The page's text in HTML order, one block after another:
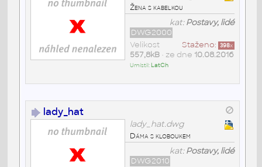
Žena s kabelkou
kat:Postavy, lidé
DWG2000
Staženo: 398x
Velikost
557,8kB• ze dne 10.08.2016
Umístil: LatCh
lady_hat
lady_hat.dwg
Dáma s kloboukem
kat:Postavy, lidé
DWG2010